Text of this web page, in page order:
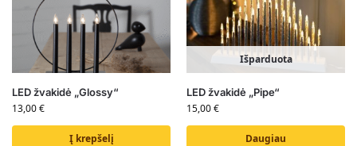
LED žvakidė „Glossy“
13,00€
Į krepšelį
Išparduota
LED žvakidė „Pipe“
15,00€
Daugiau